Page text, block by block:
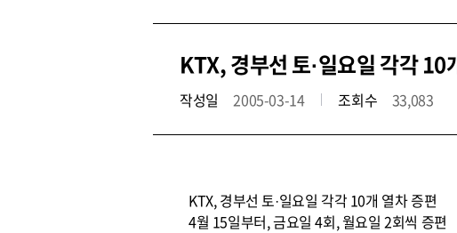
KTX, 경부선 토·일요일 각각 10
작성일 2005-03-14 조회수 33,083
KTX, 경부선 토·일요일 각각 10개 열차 증편
4월 15일부터, 금요일 4회, 월요일 2회씩 증편